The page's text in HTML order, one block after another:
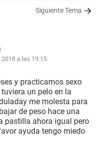
Siguiente Tema
2018 a las 19:15
y practicamos sexo
un pelo en la
me molesta para
de peso hace una
pastilla ahora igual pero
ayuda tengo miedo